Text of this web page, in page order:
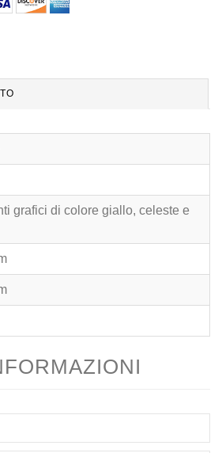
grafici di colore giallo, celeste e